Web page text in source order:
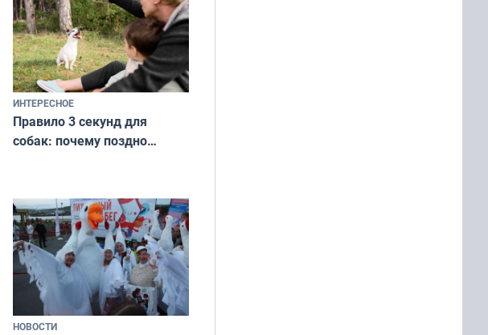
ИНТЕРЕСНОЕ
Правило 3 секунд для
собак: почему поздно
питомцу всё сразу и без
криков
НОВОСТИ